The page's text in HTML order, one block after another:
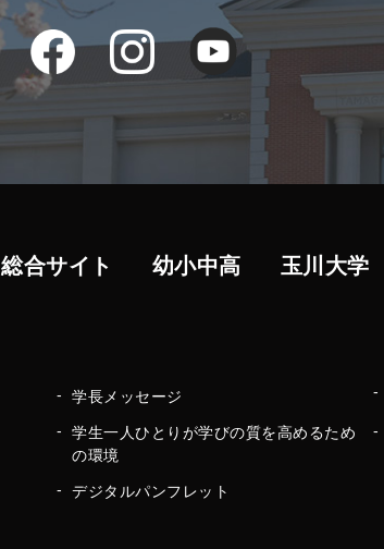
総合サイト 幼小中高 玉川大学
学長メッセージ
学生一人ひとりが学びの質を高めるため
の環境
デジタルパンフレット